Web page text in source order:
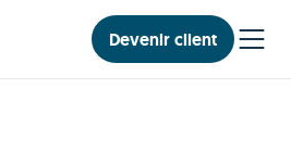
Devenir client